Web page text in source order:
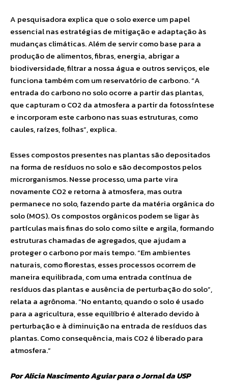
A pesquisadora explica que o solo exerce um papel
essencial nas estratégias de mitigação e adaptação às
mudanças climáticas. Além de servir como base para a
produção de alimentos, fibras, energia, abrigar a
biodiversidade, filtrar a nossa água e outros serviços, ele
funciona também com um reservatório de carbono. “A
entrada do carbono no solo ocorre a partir das plantas,
que capturam o CO2 da atmosfera a partir da fotossíntese
e incorporam este carbono nas suas estruturas, como
caules, raízes, folhas”, explica.
Esses compostos presentes nas plantas são depositados
na forma de resíduos no solo e são decompostos pelos
microrganismos. Nesse processo, uma parte vira
novamente CO2 e retorna à atmosfera, mas outra
permanece no solo, fazendo parte da matéria orgânica do
solo (MOS). Os compostos orgânicos podem se ligar às
partículas mais finas do solo como silte e argila, formando
estruturas chamadas de agregados, que ajudam a
proteger o carbono por mais tempo. “Em ambientes
naturais, como florestas, esses processos ocorrem de
maneira equilibrada, com uma entrada contínua de
resíduos das plantas e ausência de perturbação do solo”,
relata a agrônoma. “No entanto, quando o solo é usado
para a agricultura, esse equilíbrio é alterado devido à
perturbação e à diminuição na entrada de resíduos das
plantas. Como consequência, mais CO2 é liberado para
atmosfera.”
Por Alicia Nascimento Aguiar para o Jornal da USP